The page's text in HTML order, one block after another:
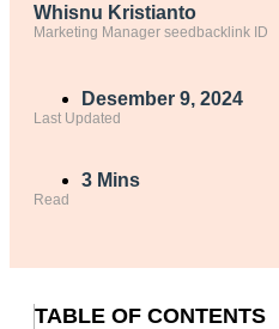
Whisnu Kristianto
Marketing Manager seedbacklink ID
Desember 9, 2024
Last Updated
3 Mins
Read
TABLE OF CONTENTS